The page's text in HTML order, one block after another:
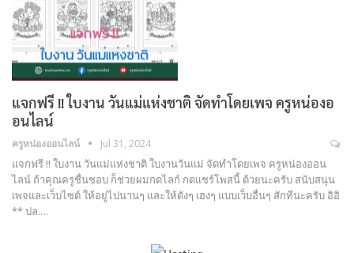
แจกฟรี !! ใบงาน วันแม่แห่งชาติ จัดทำโดยเพจ ครูหน่องอ
อนไลน์
ครูหน่องออนไลน์ Jul 31, 2024
แจกฟรี !! ใบงาน วันแม่แห่งชาติ ใบงานวันแม่ จัดทำโดยเพจ ครูหน่องออน
ไลน์ ถ้าคุณครูชื่นชอบ ก็ช่วยผมกดไลก์ กดแชร์โพสนี้ ด้วยนะครับ สนับสนุน
เพจและเว็บไซต์ ให้อยู่ไปนานๆ และให้ดังๆ เฮงๆ แบบเว็บอื่นๆ สักทีนะครับ อิอิ
** ปล.…